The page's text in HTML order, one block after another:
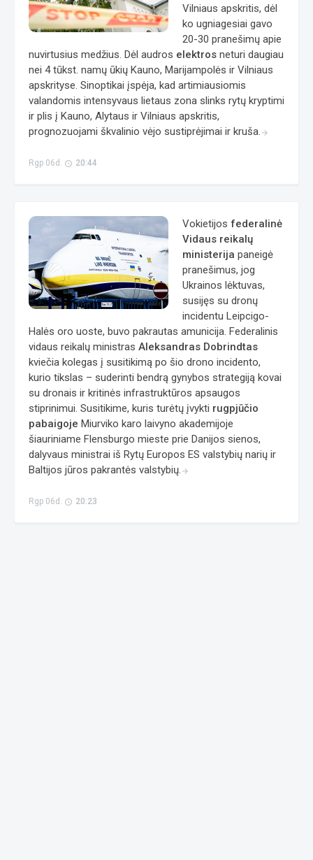
Vilniaus apskritis, dėl
ko ugniagesiai gavo
20-30 pranešimų apie
nuvirtusius medžius. Dėl audros elektros neturi daugiau
nei 4 tūkst. namų ūkių Kauno, Marijampolės ir Vilniaus
apskrityse. Sinoptikai įspėja, kad artimiausiomis
valandomis intensyvaus lietaus zona slinks rytų kryptimi
ir plis į Kauno, Alytaus ir Vilniaus apskritis,
prognozuojami škvalinio vėjo sustiprėjimai ir kruša. arrow_forward
Rgp 06d. access_time 20:44
Vokietijos federalinė
Vidaus reikalų
ministerija paneigė
pranešimus, jog
Ukrainos lėktuvas,
susijęs su dronų
incidentu Leipcigo-
Halės oro uoste, buvo pakrautas amunicija. Federalinis
vidaus reikalų ministras Aleksandras Dobrindtas
kviečia kolegas į susitikimą po šio drono incidento,
kurio tikslas – suderinti bendrą gynybos strategiją kovai
su dronais ir kritinės infrastruktūros apsaugos
stiprinimui. Susitikime, kuris turėtų įvykti rugpjūčio
pabaigoje Miurviko karo laivyno akademijoje
šiauriniame Flensburgo mieste prie Danijos sienos,
dalyvaus ministrai iš Rytų Europos ES valstybių narių ir
Baltijos jūros pakrantės valstybių. arrow_forward
Rgp 06d. access_time 20:23